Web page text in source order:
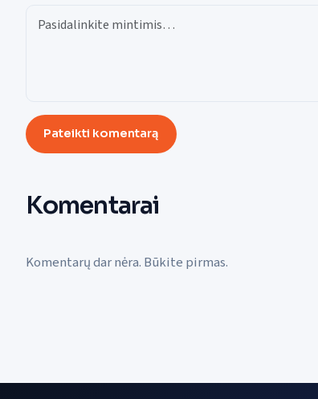
Pateikti komentarą
Komentarai
Komentarų dar nėra. Būkite pirmas.